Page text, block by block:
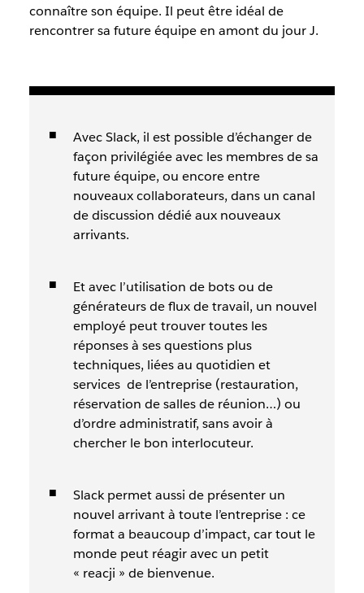
connaître son équipe. Il peut être idéal de
rencontrer sa future équipe en amont du jour J.
Avec Slack, il est possible d’échanger de
façon privilégiée avec les membres de sa
future équipe, ou encore entre
nouveaux collaborateurs, dans un canal
de discussion dédié aux nouveaux
arrivants.
Et avec l’utilisation de bots ou de
générateurs de flux de travail, un nouvel
employé peut trouver toutes les
réponses à ses questions plus
techniques, liées au quotidien et
services de l’entreprise (restauration,
réservation de salles de réunion…) ou
d’ordre administratif, sans avoir à
chercher le bon interlocuteur.
Slack permet aussi de présenter un
nouvel arrivant à toute l’entreprise : ce
format a beaucoup d’impact, car tout le
monde peut réagir avec un petit
« reacji » de bienvenue.